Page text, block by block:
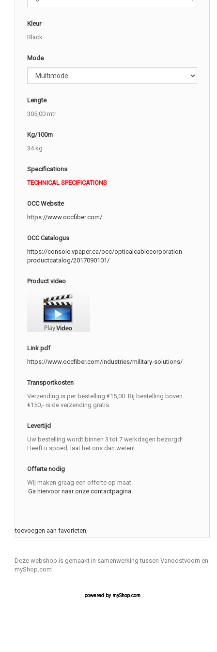
Kleur
Black
Mode
Lengte
305,00 mtr
Kg/100m
34 kg
Specifications
TECHNICAL SPECIFICATIONS
OCC Website
https://www.occfiber.com/
OCC Catalogus
https://console.vpaper.ca/occ/opticalcablecorporation-
productcatalog/2017090101/
Product video
Link pdf
https://www.occfiber.com/industries/military-solutions/
Transportkosten
Verzending is per bestelling €15,00. Bij bestelling boven
€150,- is de verzending gratis.
Levertijd
Uw bestelling wordt binnen 3 tot 7 werkdagen bezorgd!
Heeft u spoed, laat het ons dan weten!
Offerte nodig
Wij maken graag een offerte op maat.
Ga hiervoor naar onze contactpagina.
toevoegen aan favorieten
Deze webshop is gemaakt in samenwerking tussen Vanoostvoorn en
myShop.com
powered by myShop.com